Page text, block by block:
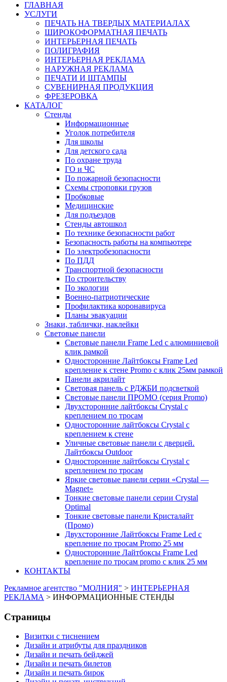
ГЛАВНАЯ
УСЛУГИ
ПЕЧАТЬ НА ТВЕРДЫХ МАТЕРИАЛАХ
ШИРОКОФОРМАТНАЯ ПЕЧАТЬ
ИНТЕРЬЕРНАЯ ПЕЧАТЬ
ПОЛИГРАФИЯ
ИНТЕРЬЕРНАЯ РЕКЛАМА
НАРУЖНАЯ РЕКЛАМА
ПЕЧАТИ И ШТАМПЫ
СУВЕНИРНАЯ ПРОДУКЦИЯ
ФРЕЗЕРОВКА
КАТАЛОГ
Стенды
Информационные
Уголок потребителя
Для школы
Для детского сада
По охране труда
ГО и ЧС
По пожарной безопасности
Схемы строповки грузов
Пробковые
Медицинские
Для подъездов
Стенды автошкол
По технике безопасности работ
Безопасность работы на компьютере
По электробезопасности
По ПДД
Транспортной безопасности
По строительству
По экологии
Военно-патриотические
Профилактика коронавируса
Планы эвакуации
Знаки, таблички, наклейки
Световые панели
Световые панели Frame Led с алюминиевой
клик рамкой
Односторонние Лайтбоксы Frame Led
крепление к стене Promo с клик 25мм рамкой
Панели акрилайт
Световая панель с РДЖБИ подсветкой
Световые панели ПРОМО (серия Promo)
Двухсторонние лайтбоксы Crystal с
креплением по тросам
Односторонние лайтбоксы Crystal с
креплением к стене
Уличные световые панели с дверцей.
Лайтбоксы Outdoor
Односторонние лайтбоксы Crystal с
креплением по тросам
Яркие световые панели серии «Crystal —
Magnet»
Тонкие световые панели серии Crystal
Optimal
Тонкие световые панели Кристалайт
(Промо)
Двухсторонние Лайтбоксы Frame Led с
крепление по тросам Promo 25 мм
Односторонние Лайтбоксы Frame Led
крепление по тросам promo с клик 25 мм
КОНТАКТЫ
Рекламное агентство "МОЛНИЯ" > ИНТЕРЬЕРНАЯ
РЕКЛАМА > ИНФОРМАЦИОННЫЕ СТЕНДЫ
Страницы
Визитки с тиснением
Дизайн и атрибуты для праздников
Дизайн и печать бейджей
Дизайн и печать билетов
Дизайн и печать бирок